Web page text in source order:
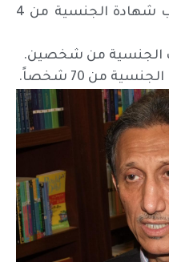
المرسوم رقم 95: سحب شهادة الجنسية من 4